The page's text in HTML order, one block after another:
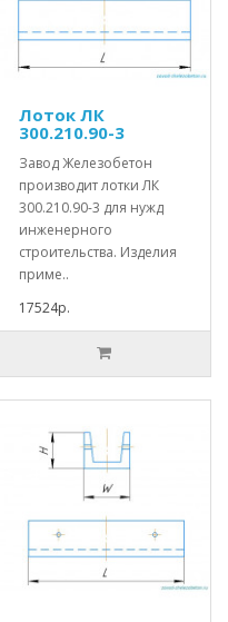
Лоток ЛК
300.210.90-3
Завод Железобетон
производит лотки ЛК
300.210.90-3 для нужд
инженерного
строительства. Изделия
приме..
17524р.